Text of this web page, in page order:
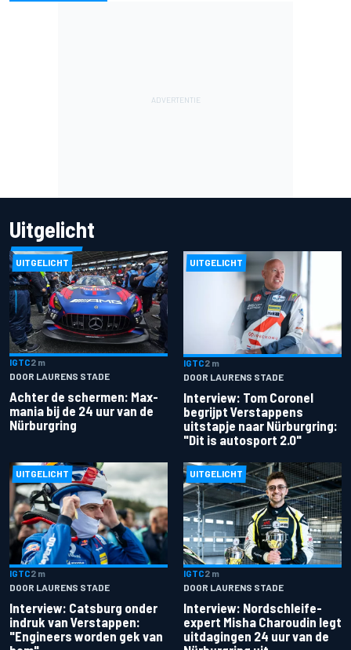
Uitgelicht
UITGELICHT
IGTC2 m
DOOR LAURENS STADE
Achter de schermen: Max-
mania bij de 24 uur van de
Nürburgring
UITGELICHT
IGTC2 m
DOOR LAURENS STADE
Interview: Tom Coronel
begrijpt Verstappens
uitstapje naar Nürburgring:
"Dit is autosport 2.0"
UITGELICHT
IGTC2 m
DOOR LAURENS STADE
Interview: Catsburg onder
indruk van Verstappen:
"Engineers worden gek van
UITGELICHT
IGTC2 m
DOOR LAURENS STADE
Interview: Nordschleife-
expert Misha Charoudin legt
uitdagingen 24 uur van de